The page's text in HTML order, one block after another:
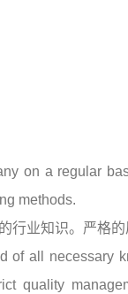
on a regular
methods.
行业知识。严格
of all necessary
quality